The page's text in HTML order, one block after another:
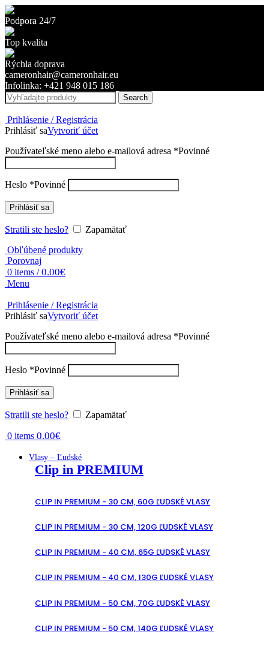
Podpora 24/7
Top kvalita
Rýchla doprava
cameronhair@cameronhair.eu
Infolinka: +421 948 015 186
Search
Prihlásenie / Registrácia
Prihlásiť saVytvoriť účet
Používateľské meno alebo e-mailová adresa *Povinné
Heslo *Povinné
Prihlásiť sa
Stratili ste heslo?
Zapamätať
Obľúbené produkty
Porovnaj
0 items / 0.00€
Menu
Prihlásenie / Registrácia
Prihlásiť saVytvoriť účet
Používateľské meno alebo e-mailová adresa *Povinné
Heslo *Povinné
Prihlásiť sa
Stratili ste heslo? Zapamätať
0 items 0.00€
Vlasy – Ľudské
Clip in PREMIUM
CLIP IN PREMIUM - 30 CM, 60G ĽUDSKÉ VLASY
CLIP IN PREMIUM - 30 CM, 120G ĽUDSKÉ VLASY
CLIP IN PREMIUM - 40 CM, 65G ĽUDSKÉ VLASY
CLIP IN PREMIUM - 40 CM, 130G ĽUDSKÉ VLASY
CLIP IN PREMIUM - 50 CM, 70G ĽUDSKÉ VLASY
CLIP IN PREMIUM - 50 CM, 140G ĽUDSKÉ VLASY